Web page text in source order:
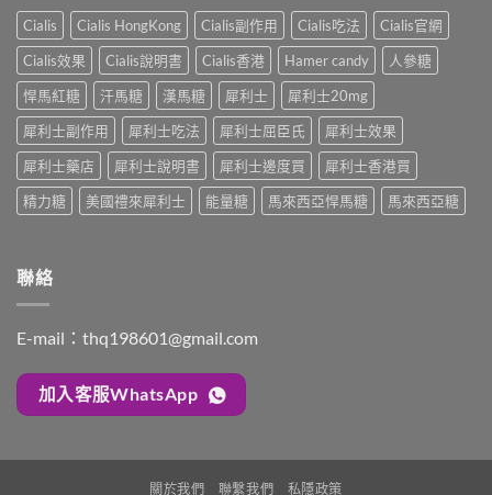
療
程
安
排
與
療
效
評
估〉
中
完
整
解
析：
併
用
條
件、
風
險
雙
效
合
一
如
何
同
時
解
決
早
中
強、
半
顆
又
不
夠？
破
解
「劑
量
尬」
與
方
案〉
Cialis Cialis HongKong Cialis副作用 Cialis吃法
Cialis官網
Cialis效果
Cialis說明書 Cialis香港 Hamer candy
人參糖
悍馬紅糖
汗馬糖 漢馬糖 犀利士
犀利士20mg
犀利士副作用
犀利士吃法 犀利士屈臣氏
犀利士效果
犀利士藥店
犀利士說明書 犀利士邊度買
犀利士香港買
精力糖
美國禮來犀利士 能量糖 馬來西亞悍馬糖 馬來西亞糖
聯絡
E-mail： thq198601@gmail.com
加入客服WhatsApp
關於我們 聯繫我們 私隱政策